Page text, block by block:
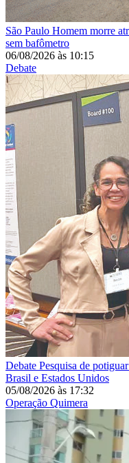
São Paulo Homem morre
sem bafômetro
06/08/2026 às 10:15
Debate
Debate Pesquisa de
Brasil e Estados Unidos
05/08/2026 às 17:32
Operação Quimera